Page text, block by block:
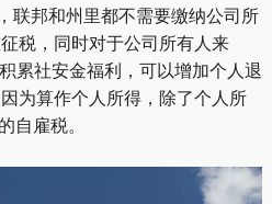
联邦和州里都不需要缴纳公司所
税，同时对于公司所有人来
累社安金福利，可以增加个人退
为算作个人所得，除了个人所
自雇税。